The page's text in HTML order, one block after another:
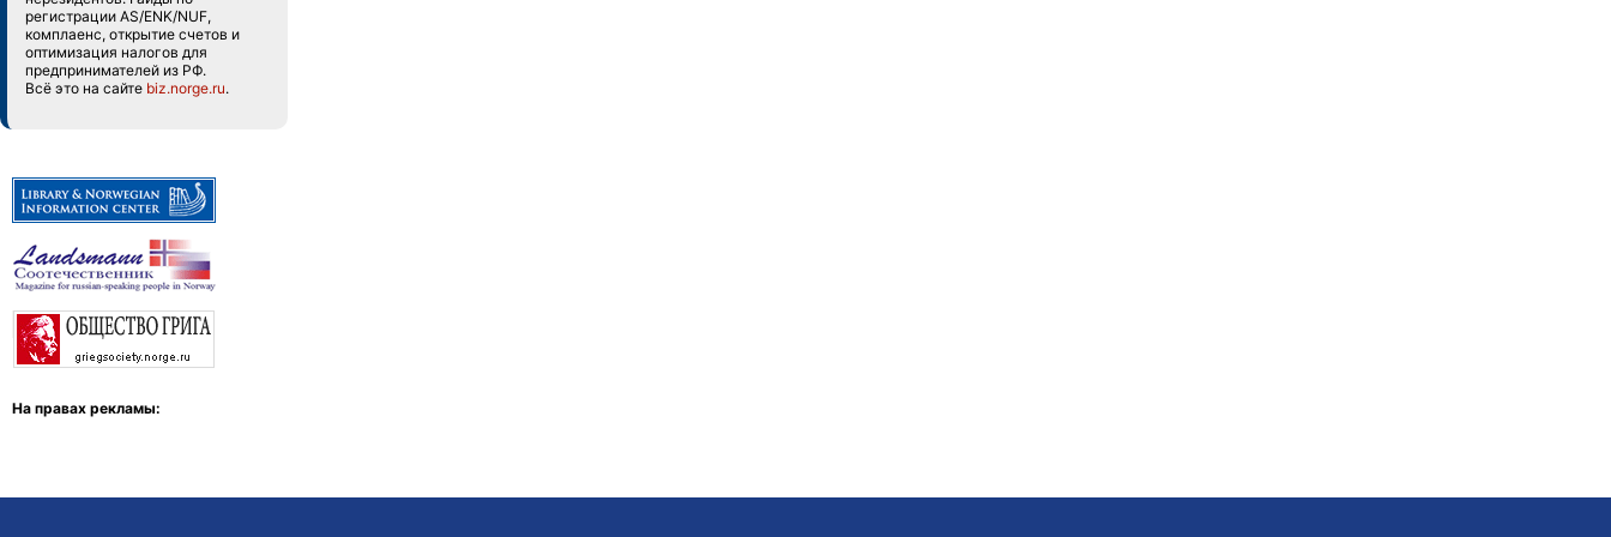
регистрации AS/ENK/NUF,
комплаенс, открытие счетов и
оптимизация налогов для
предпринимателей из РФ.
Всё это на сайте biz.norge.ru.
На правах рекламы: